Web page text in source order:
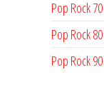
Pop Rock 70
Pop Rock 80
Pop Rock 90